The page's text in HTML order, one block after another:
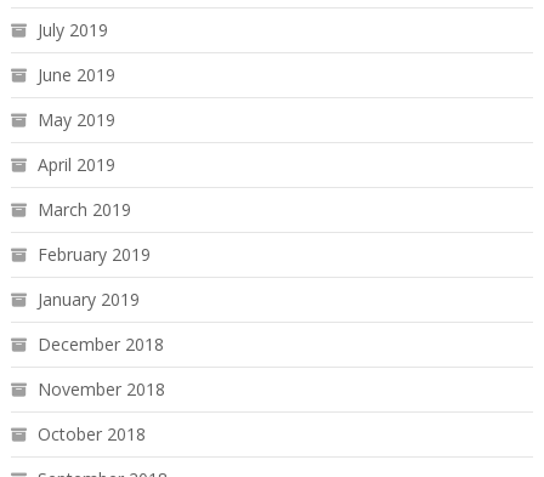
July 2019
June 2019
May 2019
April 2019
March 2019
February 2019
January 2019
December 2018
November 2018
October 2018